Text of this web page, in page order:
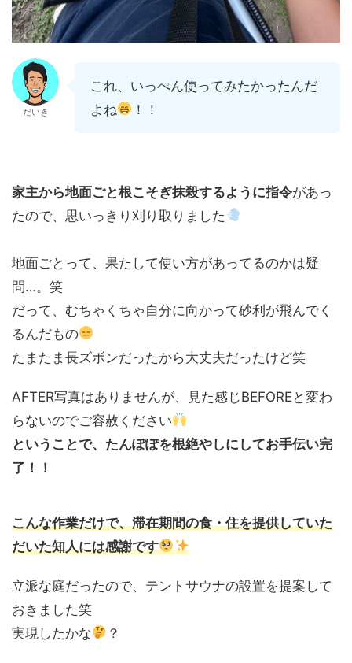
だいき
これ、いっぺん使ってみたかったんだ
よね
！！
家主から地面ごと根こそぎ抹殺するように指令があっ
たので、思いっきり刈り取りました
地面ごとって、果たして使い方があってるのかは疑
問…。笑
だって、むちゃくちゃ自分に向かって砂利が飛んでく
るんだもの
たまたま長ズボンだったから大丈夫だったけど笑
AFTER写真はありませんが、見た感じBEFOREと変わ
らないのでご容赦ください
ということで、たんぽぽを根絶やしにしてお手伝い完
了！！
こんな作業だけで、滞在期間の食・住を提供していた
だいた知人には感謝です
立派な庭だったので、テントサウナの設置を提案して
おきました笑
実現したかな
？